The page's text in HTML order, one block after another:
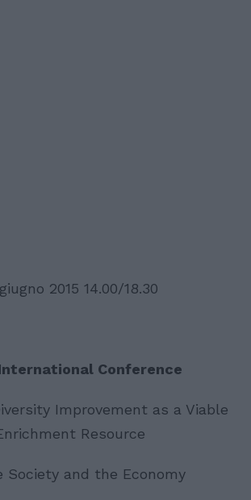
2015 14.00/18.30
Conference
Improvement as a Viable
Resource
Society and the Economy